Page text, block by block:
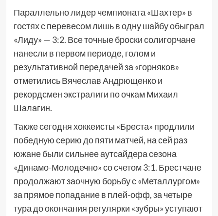
Параллельно лидер чемпионата «Шахтер» в
гостях с перевесом лишь в одну шайбу обыграл
«Лиду» — 3:2. Все точные броски солигорчане
нанесли в первом периоде, голом и
результативной передачей за «горняков»
отметились Вячеслав Андрющенко и
рекордсмен экстралиги по очкам Михаил
Шалагин.
Также сегодня хоккеисты «Бреста» продлили
победную серию до пяти матчей, на сей раз
южане были сильнее аутсайдера сезона
«Динамо-Молодечно» со счетом 3:1. Брестчане
продолжают заочную борьбу с «Металлургом»
за прямое попадание в плей-офф, за четыре
тура до окончания регулярки «зубры» уступают